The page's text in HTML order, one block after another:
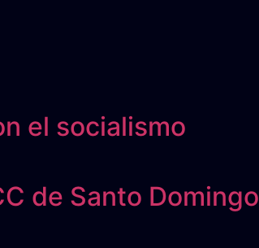
el socialismo
de Santo Domingo